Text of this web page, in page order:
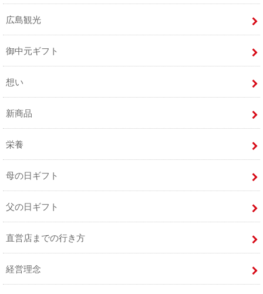
広島観光
御中元ギフト
想い
新商品
栄養
母の日ギフト
父の日ギフト
直営店までの行き方
経営理念